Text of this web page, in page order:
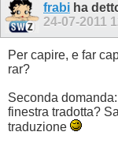
frabi ha
24-07-2011
Per capire, e far
rar?
Seconda
finestra tradotta?
traduzione